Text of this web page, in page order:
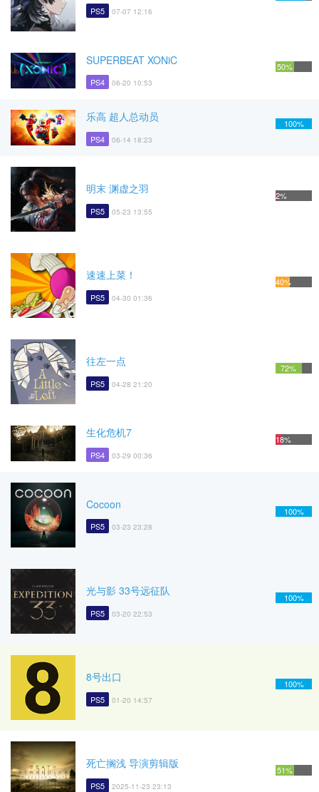
PS5 07-07 12:16
SUPERBEAT XONiC
PS4 06-20 10:53
50%
乐高 超人总动员
PS4 06-14 18:23
100%
明末 渊虚之羽
PS5 05-23 13:55
2%
速速上菜！
PS5 04-30 01:36
40%
往左一点
PS5 04-28 21:20
72%
生化危机7
PS4 03-29 00:36
18%
Cocoon
PS5 03-23 23:28
100%
光与影 33号远征队
PS5 03-20 22:53
100%
8号出口
PS5 01-20 14:57
100%
死亡搁浅 导演剪辑版
PS5 2025-11-23 23:13
51%